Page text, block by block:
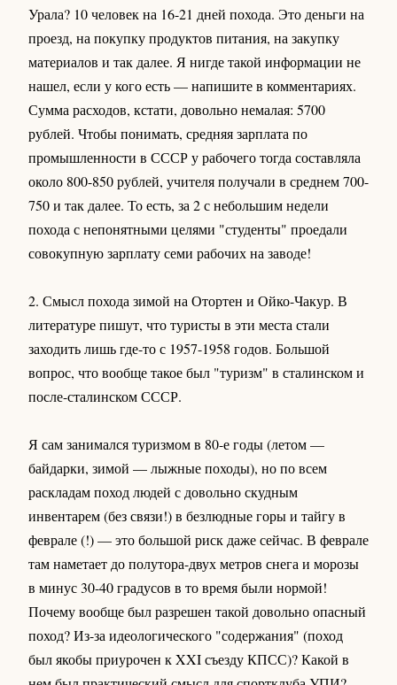
Урала? 10 человек на 16-21 дней похода. Это деньги на
проезд, на покупку продуктов питания, на закупку
материалов и так далее. Я нигде такой информации не
нашел, если у кого есть — напишите в комментариях.
Сумма расходов, кстати, довольно немалая: 5700
рублей. Чтобы понимать, средняя зарплата по
промышленности в СССР у рабочего тогда составляла
около 800-850 рублей, учителя получали в среднем 700-
750 и так далее. То есть, за 2 с небольшим недели
похода с непонятными целями "студенты" проедали
совокупную зарплату семи рабочих на заводе!
2. Смысл похода зимой на Отортен и Ойко-Чакур. В
литературе пишут, что туристы в эти места стали
заходить лишь где-то с 1957-1958 годов. Большой
вопрос, что вообще такое был "туризм" в сталинском и
после-сталинском СССР.
Я сам занимался туризмом в 80-е годы (летом —
байдарки, зимой — лыжные походы), но по всем
раскладам поход людей с довольно скудным
инвентарем (без связи!) в безлюдные горы и тайгу в
феврале (!) — это большой риск даже сейчас. В феврале
там наметает до полутора-двух метров снега и морозы
в минус 30-40 градусов в то время были нормой!
Почему вообще был разрешен такой довольно опасный
поход? Из-за идеологического "содержания" (поход
был якобы приурочен к XXI съезду КПСС)? Какой в